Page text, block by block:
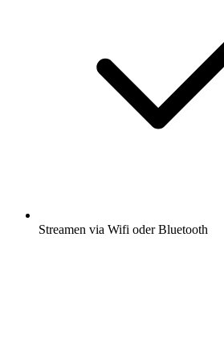
Streamen via Wifi oder Bluetooth